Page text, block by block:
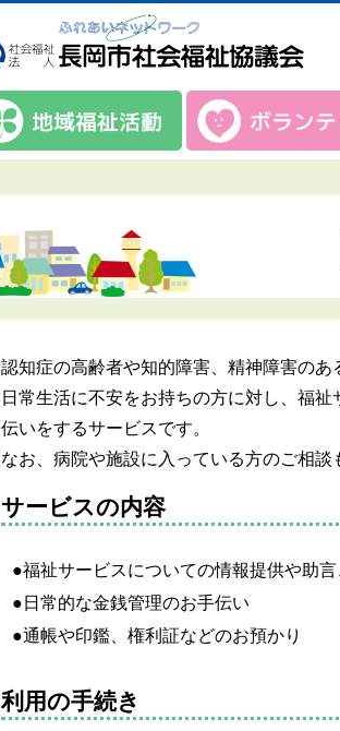
認知症の高齢者や知的障害、精神障害の
日常生活に不安をお持ちの方に対し、福
伝いをするサービスです。
なお、病院や施設に入っている方のご相談
サービスの内容
福祉サービスについての情報提供や助
日常的な金銭管理のお手伝い
通帳や印鑑、権利証などのお預かり
利用の手続き